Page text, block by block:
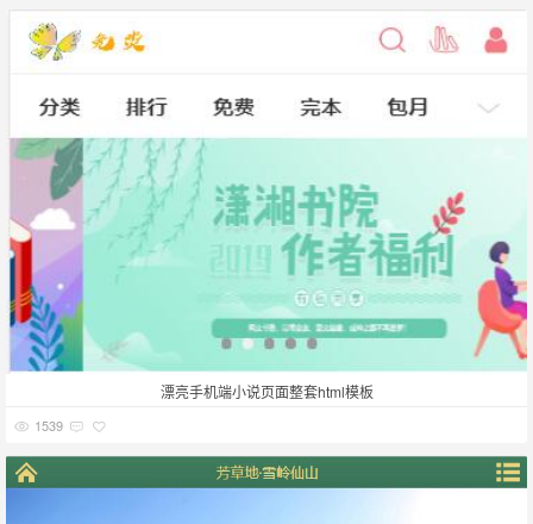
漂亮手机端小说页面整套html模板
1539